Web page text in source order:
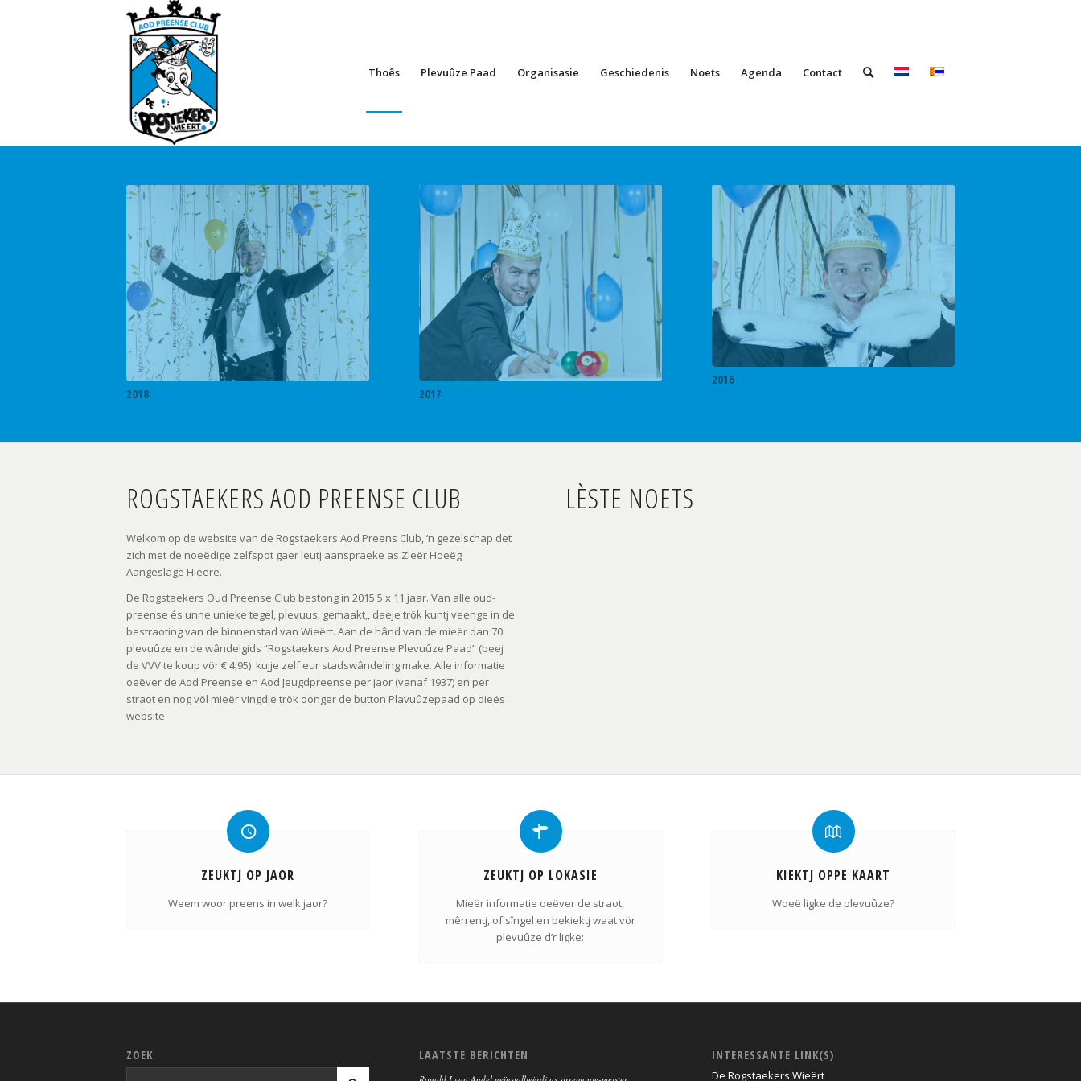
Thoês Plevuûze Paad Organisasie Geschiedenis Noets Agenda Contact
Erelid Jan Coenen Eerelid Jo Bergmans
2018 2017
2016
ROGSTAEKERS AOD PREENSE CLUB
Welkom op de website van de Rogstaekers Aod Preens Club, ‘n gezelschap det
zich met de noeëdige zelfspot gaer leutj aanspraeke as Zieër Hoeëg
Aangeslage Hieëre.
De Rogstaekers Oud Preense Club bestong in 2015 5 x 11 jaar. Van alle oud-
preense és unne unieke tegel, plevuus, gemaakt,, daeje trök kuntj veenge in de
bestraoting van de binnenstad van Wieërt. Aan de hând van de mieër dan 70
plevuûze en de wândelgids “Rogstaekers Aod Preense Plevuûze Paad” (beej
de VVV te koup vör € 4,95) kujje zelf eur stadswândeling make. Alle informatie
oeëver de Aod Preense en Aod Jeugdpreense per jaor (vanaf 1937) en per
straot en nog völ mieër vingdje trök oonger de button Plavuûzepaad op dieës
website.
LÈSTE NOETS
ZEUKTJ OP JAOR
Weem woor preens in welk jaor?
ZEUKTJ OP LOKASIE
Mieër informatie oeëver de straot,
mêrrentj, of sîngel en bekiektj waat vör
plevuûze d’r ligke:
KIEKTJ OPPE KAART
Woeë ligke de plevuûze?
ZOEK LAATSTE BERICHTEN INTERESSANTE LINK(S)
De Rogstaekers Wieërt